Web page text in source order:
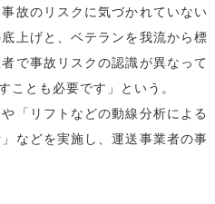
故のリスクに気づかれていない
上げと、ベテランを我流から標
で事故リスクの認識が異なって
ことも必要です」という。
「リフトなどの動線分析による
などを実施し、運送事業者の事